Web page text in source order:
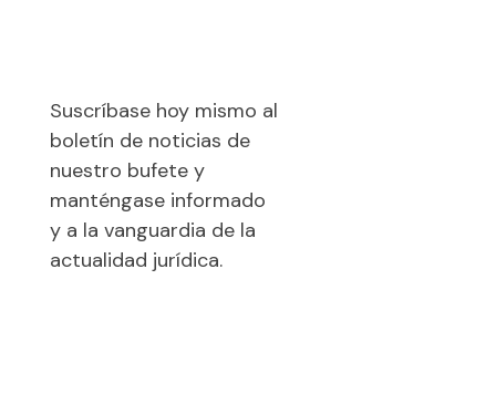
Suscríbase hoy mismo al
boletín de noticias de
nuestro bufete y
manténgase informado
y a la vanguardia de la
actualidad jurídica.